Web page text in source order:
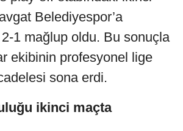
Belediyespor’a
1 mağlup oldu. Bu sonuçla
ekibinin profesyonel lige
sona erdi.
ikinci maçta